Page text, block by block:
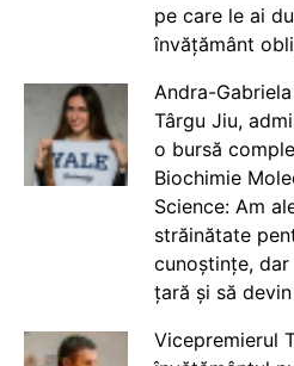
pe care le ai
învățământ
Andra-
Târgu Jiu,
o bursă
Biochimie
Science: Am
străinătate
cunoștințe,
țară și să
Vicepremierul